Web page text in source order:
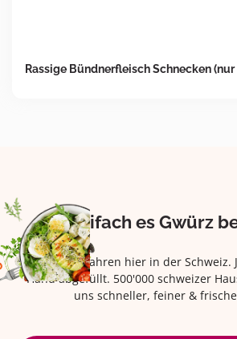
Rassige Bündnerfleisch Schnecken
Eifach es Gwürz
Seit über 42 Jahren hier in der Schweiz.
Hand abgefüllt. 500'000 schweizer
uns schneller, feiner &